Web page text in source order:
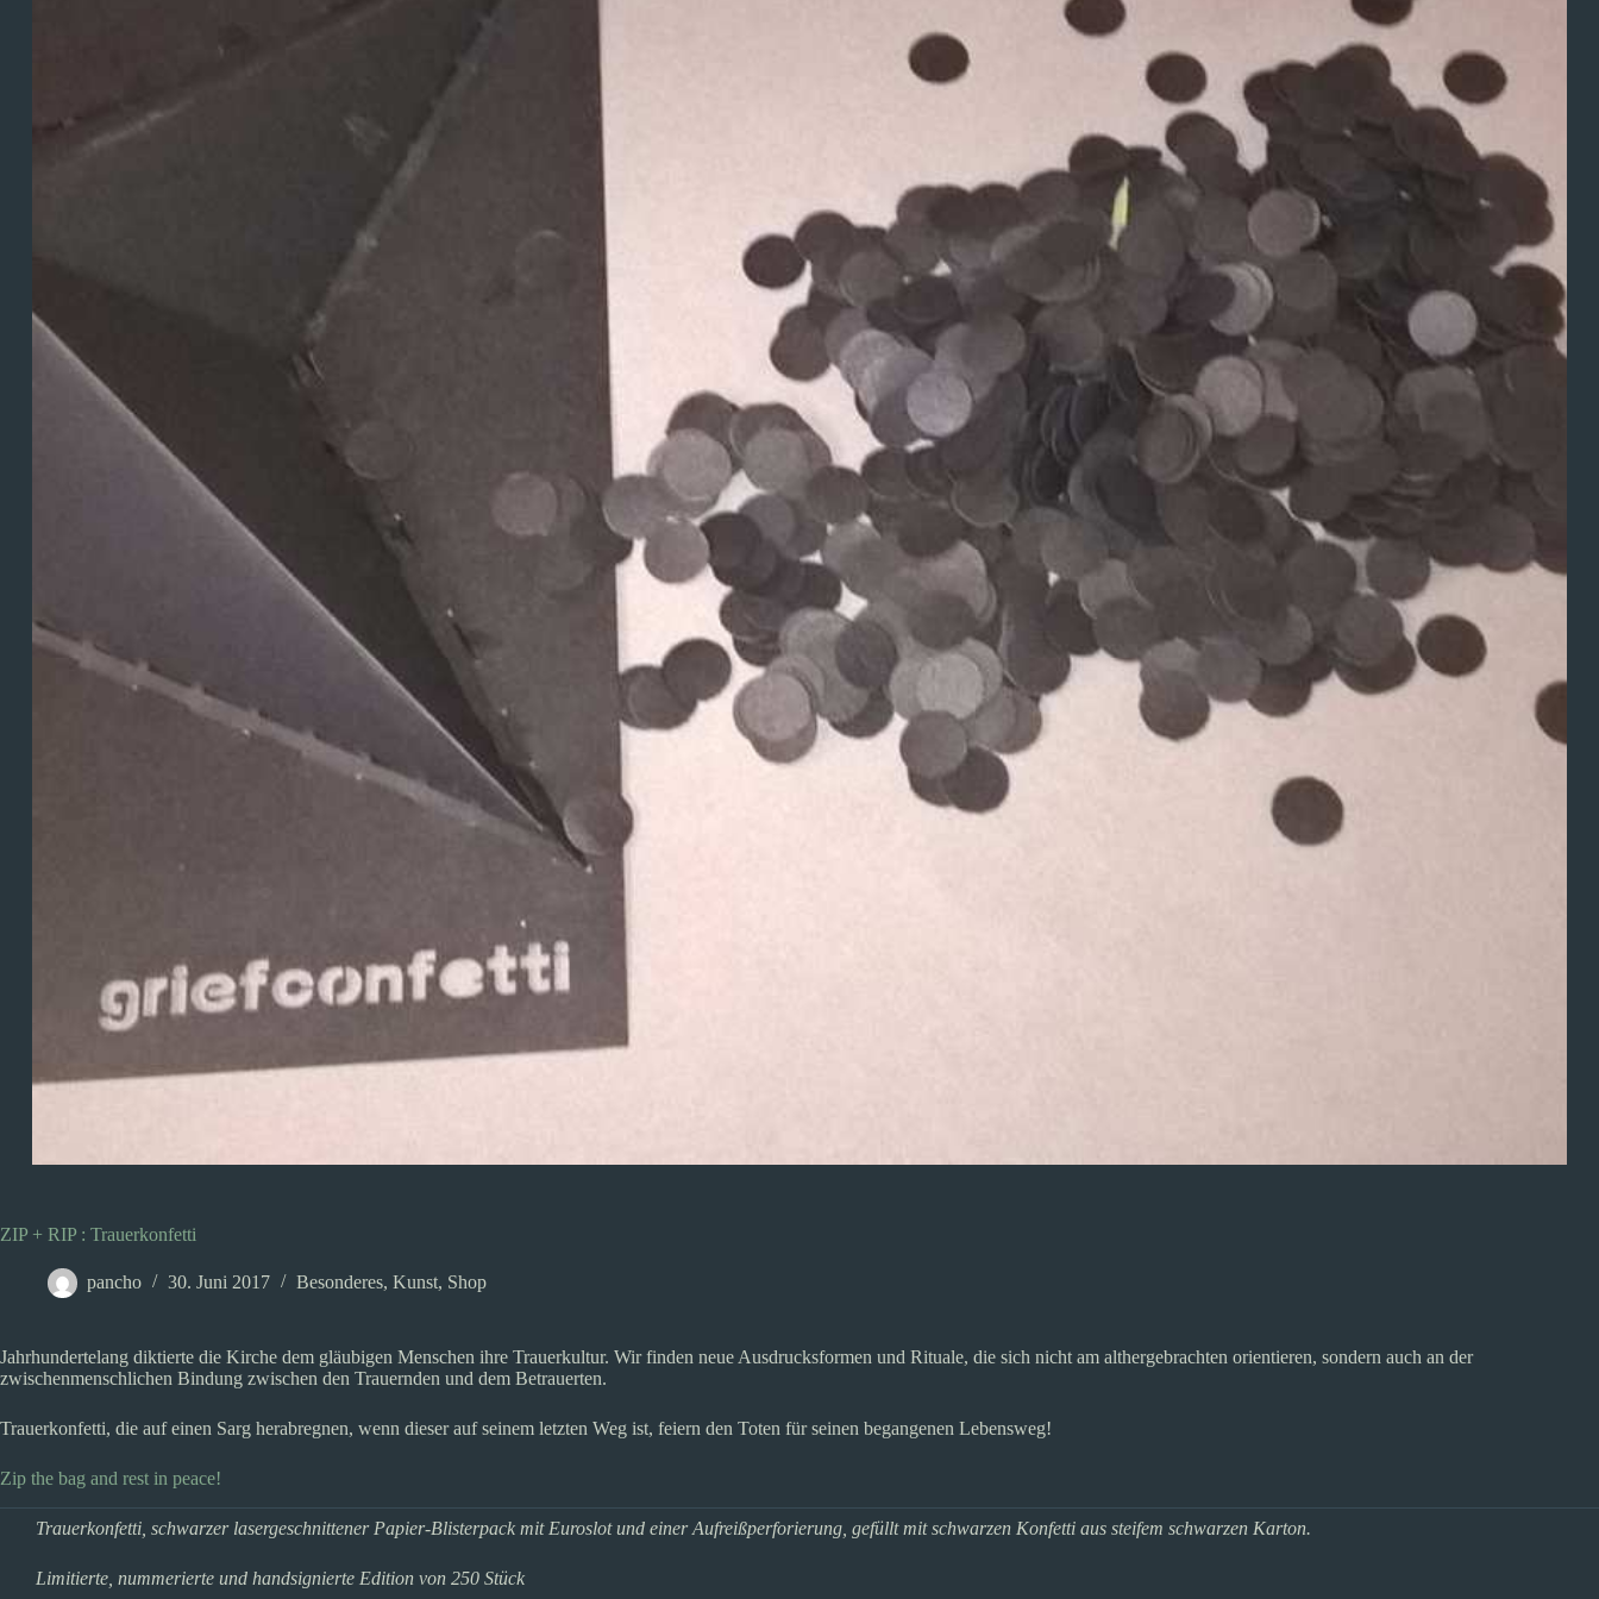
ZIP + RIP : Trauerkonfetti
pancho 30. Juni 2017 Besonderes, Kunst, Shop
Jahrhundertelang diktierte die Kirche dem gläubigen Menschen ihre Trauerkultur. Wir finden neue Ausdrucksformen und Rituale, die sich nicht am althergebrachten orientieren, sondern auch an der
zwischenmenschlichen Bindung zwischen den Trauernden und dem Betrauerten.
Trauerkonfetti, die auf einen Sarg herabregnen, wenn dieser auf seinem letzten Weg ist, feiern den Toten für seinen begangenen Lebensweg!
Zip the bag and rest in peace!
Trauerkonfetti, schwarzer lasergeschnittener Papier-Blisterpack mit Euroslot und einer Aufreißperforierung, gefüllt mit schwarzen Konfetti aus steifem schwarzen Karton.
Limitierte, nummerierte und handsignierte Edition von 250 Stück